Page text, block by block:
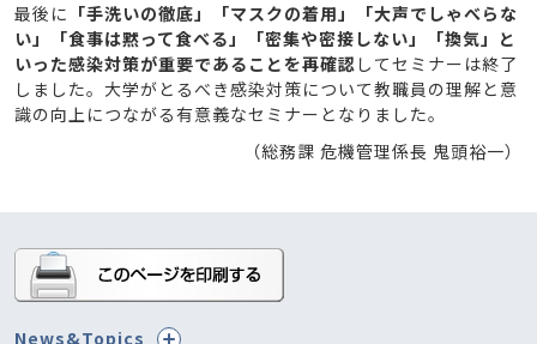
最後に 「手洗いの徹底」「マスクの着用」「大声でしゃべらな
い」「食事は黙って食べる」「密集や密接しない」「換気」と
いった感染対策が重要であることを再確認 してセミナーは終了
しました。大学がとるべき感染対策について教職員の理解と意
識の向上につながる有意義なセミナーとなりました。
（総務課 危機管理係長 鬼頭裕一）
News&Topics